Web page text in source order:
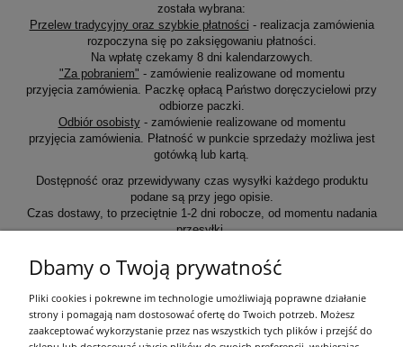
została wybrana:
Przelew tradycyjny oraz szybkie płatności - realizacja zamówienia
rozpoczyna się po zaksięgowaniu płatności.
Na wpłatę czekamy 8 dni kalendarzowych.
"Za pobraniem" - zamówienie realizowane od momentu
przyjęcia zamówienia. Paczkę opłacą Państwo doręczycielowi przy
odbiorze paczki.
Odbiór osobisty- zamówienie realizowane od momentu
przyjęcia zamówienia. Płatność w punkcie sprzedaży możliwa jest
gotówką lub kartą.
Dostępność oraz przewidywany czas wysyłki każdego produktu
podane są przy jego opisie.
Czas dostawy, to przeciętnie 1-2 dni robocze, od momentu nadania
przesyłki.
Informacje ogólne
Zakupy
Dbamy o Twoją prywatność
Pliki cookies i pokrewne im technologie umożliwiają poprawne działanie
strony i pomagają nam dostosować ofertę do Twoich potrzeb. Możesz
zaakceptować wykorzystanie przez nas wszystkich tych plików i przejść do